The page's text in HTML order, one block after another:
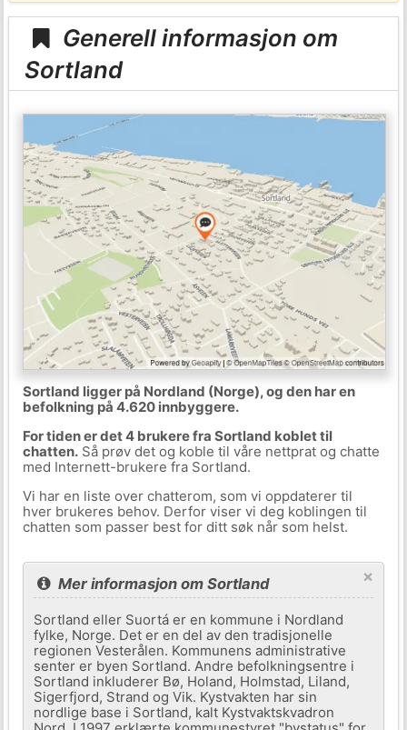
Generell informasjon om
Sortland
Sortland ligger på Nordland (Norge), og den har en
befolkning på 4.620 innbyggere.
For tiden er det 4 brukere fra Sortland koblet til
chatten.Så prøv det og koble til våre nettprat og chatte
med Internett-brukere fra Sortland.
Vi har en liste over chatterom, som vi oppdaterer til
hver brukeres behov. Derfor viser vi deg koblingen til
chatten som passer best for ditt søk når som helst.
×
Mer informasjon om Sortland
Sortland eller Suortá er en kommune i Nordland
fylke, Norge. Det er en del av den tradisjonelle
regionen Vesterålen. Kommunens administrative
senter er byen Sortland. Andre befolkningsentre i
Sortland inkluderer Bø, Holand, Holmstad, Liland,
Sigerfjord, Strand og Vik. Kystvakten har sin
nordlige base i Sortland, kalt Kystvaktskvadron